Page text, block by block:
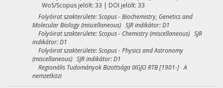
WoS/Scopus jelölt: 33 | DOI jelölt: 33
Folyóirat szakterülete: Scopus - Biochemistry, Genetics and
Molecular Biology (miscellaneous) SJR indikátor: D1
Folyóirat szakterülete: Scopus - Chemistry (miscellaneous) SJR
indikátor: D1
Folyóirat szakterülete: Scopus - Physics and Astronomy
(miscellaneous) SJR indikátor: D1
Regionális Tudományok Bizottsága IXGJO RTB [1901-] A
nemzetközi